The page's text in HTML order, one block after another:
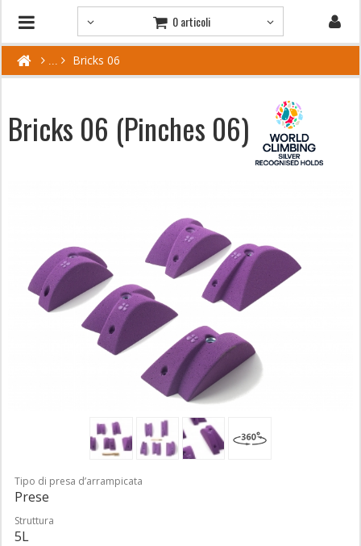
0 articoli
Bricks 06
Bricks 06 (Pinches 06)
Tipo di presa d’arrampicata
Prese
Struttura
5L